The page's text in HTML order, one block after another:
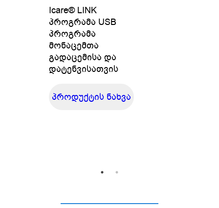
Icare® LINK
პროგრამა USB
პროგრამა
მონაცემთა
გადაცემისა და
დატენვისათვის
პროდუქტის ნახვა